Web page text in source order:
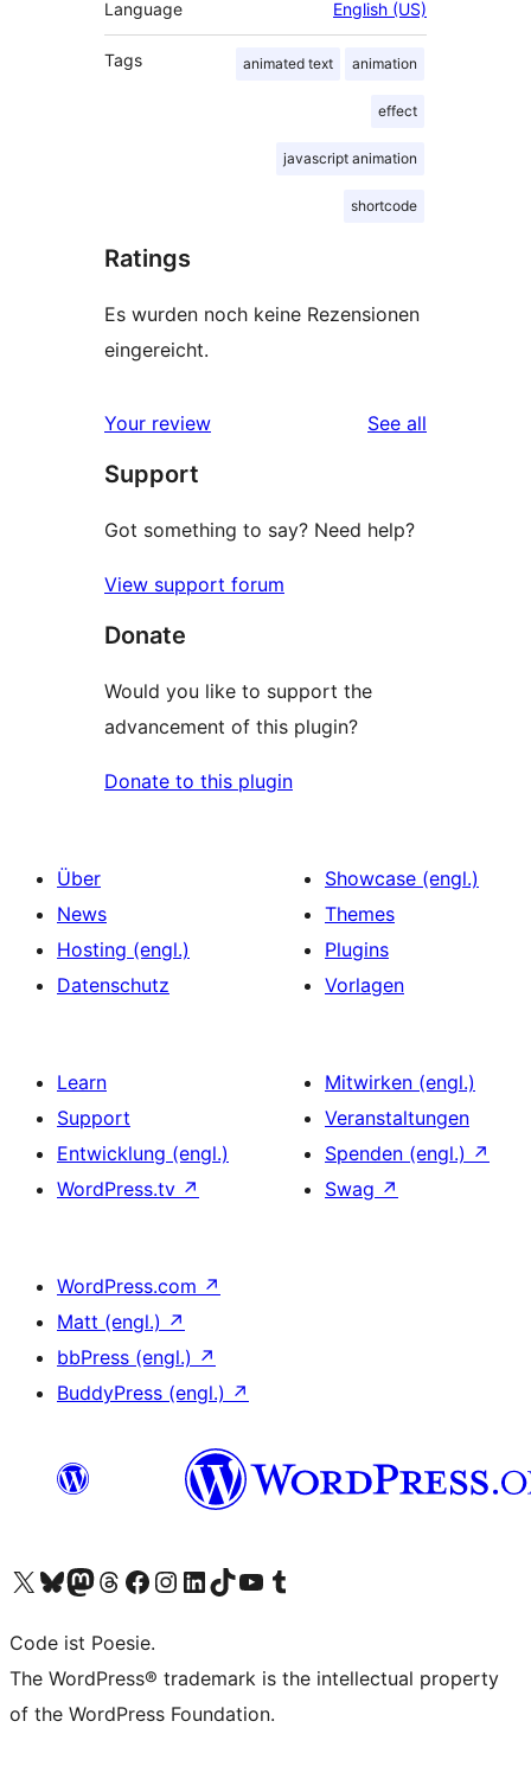
Language English (US)
Tags animated text animation
effect
javascript animation
shortcode
Ratings
Es wurden noch keine Rezensionen
eingereicht.
Your review See all
Support
Got something to say? Need help?
View support forum
Donate
Would you like to support the
advancement of this plugin?
Donate to this plugin
Über
News
Hosting (engl.)
Datenschutz
Showcase (engl.)
Themes
Plugins
Vorlagen
Learn
Support
Entwicklung (engl.)
WordPress.tv ↗
Mitwirken (engl.)
Veranstaltungen
Spenden (engl.) ↗
Swag ↗
WordPress.com ↗
Matt (engl.) ↗
bbPress (engl.) ↗
BuddyPress (engl.) ↗
Das X-Konto (früher Twitter) von WordPress.org besuchen
Das Bluesky-Konto von WordPress.org besuchen
Das Mastodon-Konto von WordPress.org besuchen
Das Threads-Konto von WordPress.org besuchen
Die Facebook-Seite von WordPress.org besuchen
Das Instagram-Konto von WordPress.org besuchen
Das LinkedIn-Konto von WordPress.org besuchen
Das TikTok-Konto von WordPress.org besuchen
Den YouTube-Kanal von WordPress.org besuchen
Das Tumblr-Konto von WordPress.org besuchen
Code ist Poesie.
The WordPress® trademark is the intellectual property
of the WordPress Foundation.